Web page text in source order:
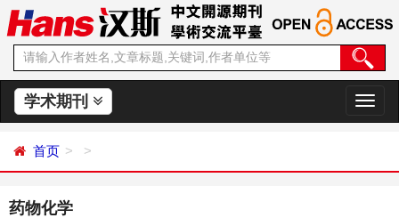
学术期刊
切
换
首页
药物化学